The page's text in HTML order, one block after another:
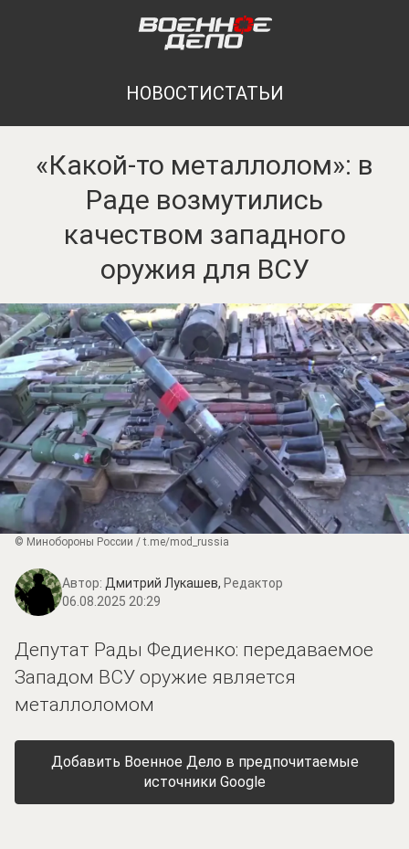
НОВОСТИСТАТЬИ
«Какой-то металлолом»: в
Раде возмутились
качеством западного
оружия для ВСУ
© Минобороны России / t.me/mod_russia
Автор: Дмитрий Лукашев, Редактор
06.08.2025 20:29
Депутат Рады Федиенко: передаваемое
Западом ВСУ оружие является
металлоломом
Добавить Военное Дело в предпочитаемые
источники Google